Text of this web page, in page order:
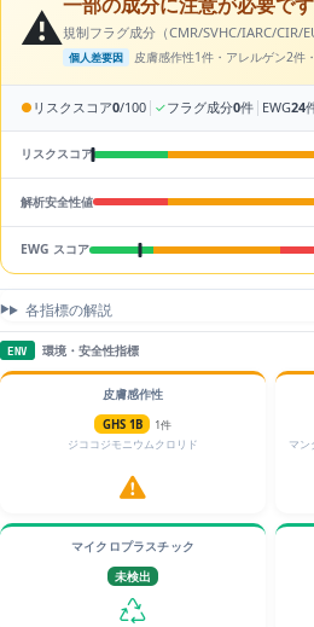
⚠️規制フラグ成分（CMR/SVHC/IARC/CIR/
個人差要因 皮膚感作性1件・アレルゲン2件
● リスクスコア0/100 | ✓フラグ成分0件 | EWG24
リスクスコア
解析安全性値
EWG スコア
各指標の解説
ENV 環境・安全性指標
皮膚感作性
GHS 1B
1件
ジココジモニウムクロリド
マン
マイクロプラスチック
未検出